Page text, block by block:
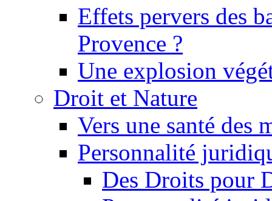
Effets pervers des
Provence ?
Une explosion
Droit et Nature
Vers une santé des
Personnalité
Des Droits pour